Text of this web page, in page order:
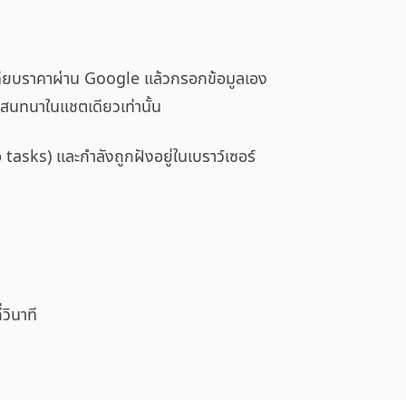
บราคาผ่าน Google แล้วกรอกข้อมูลเอง
ทนาในแชตเดียวเท่านั้น
และกำลังถูกฝังอยู่ในเบราว์เซอร์
นาที